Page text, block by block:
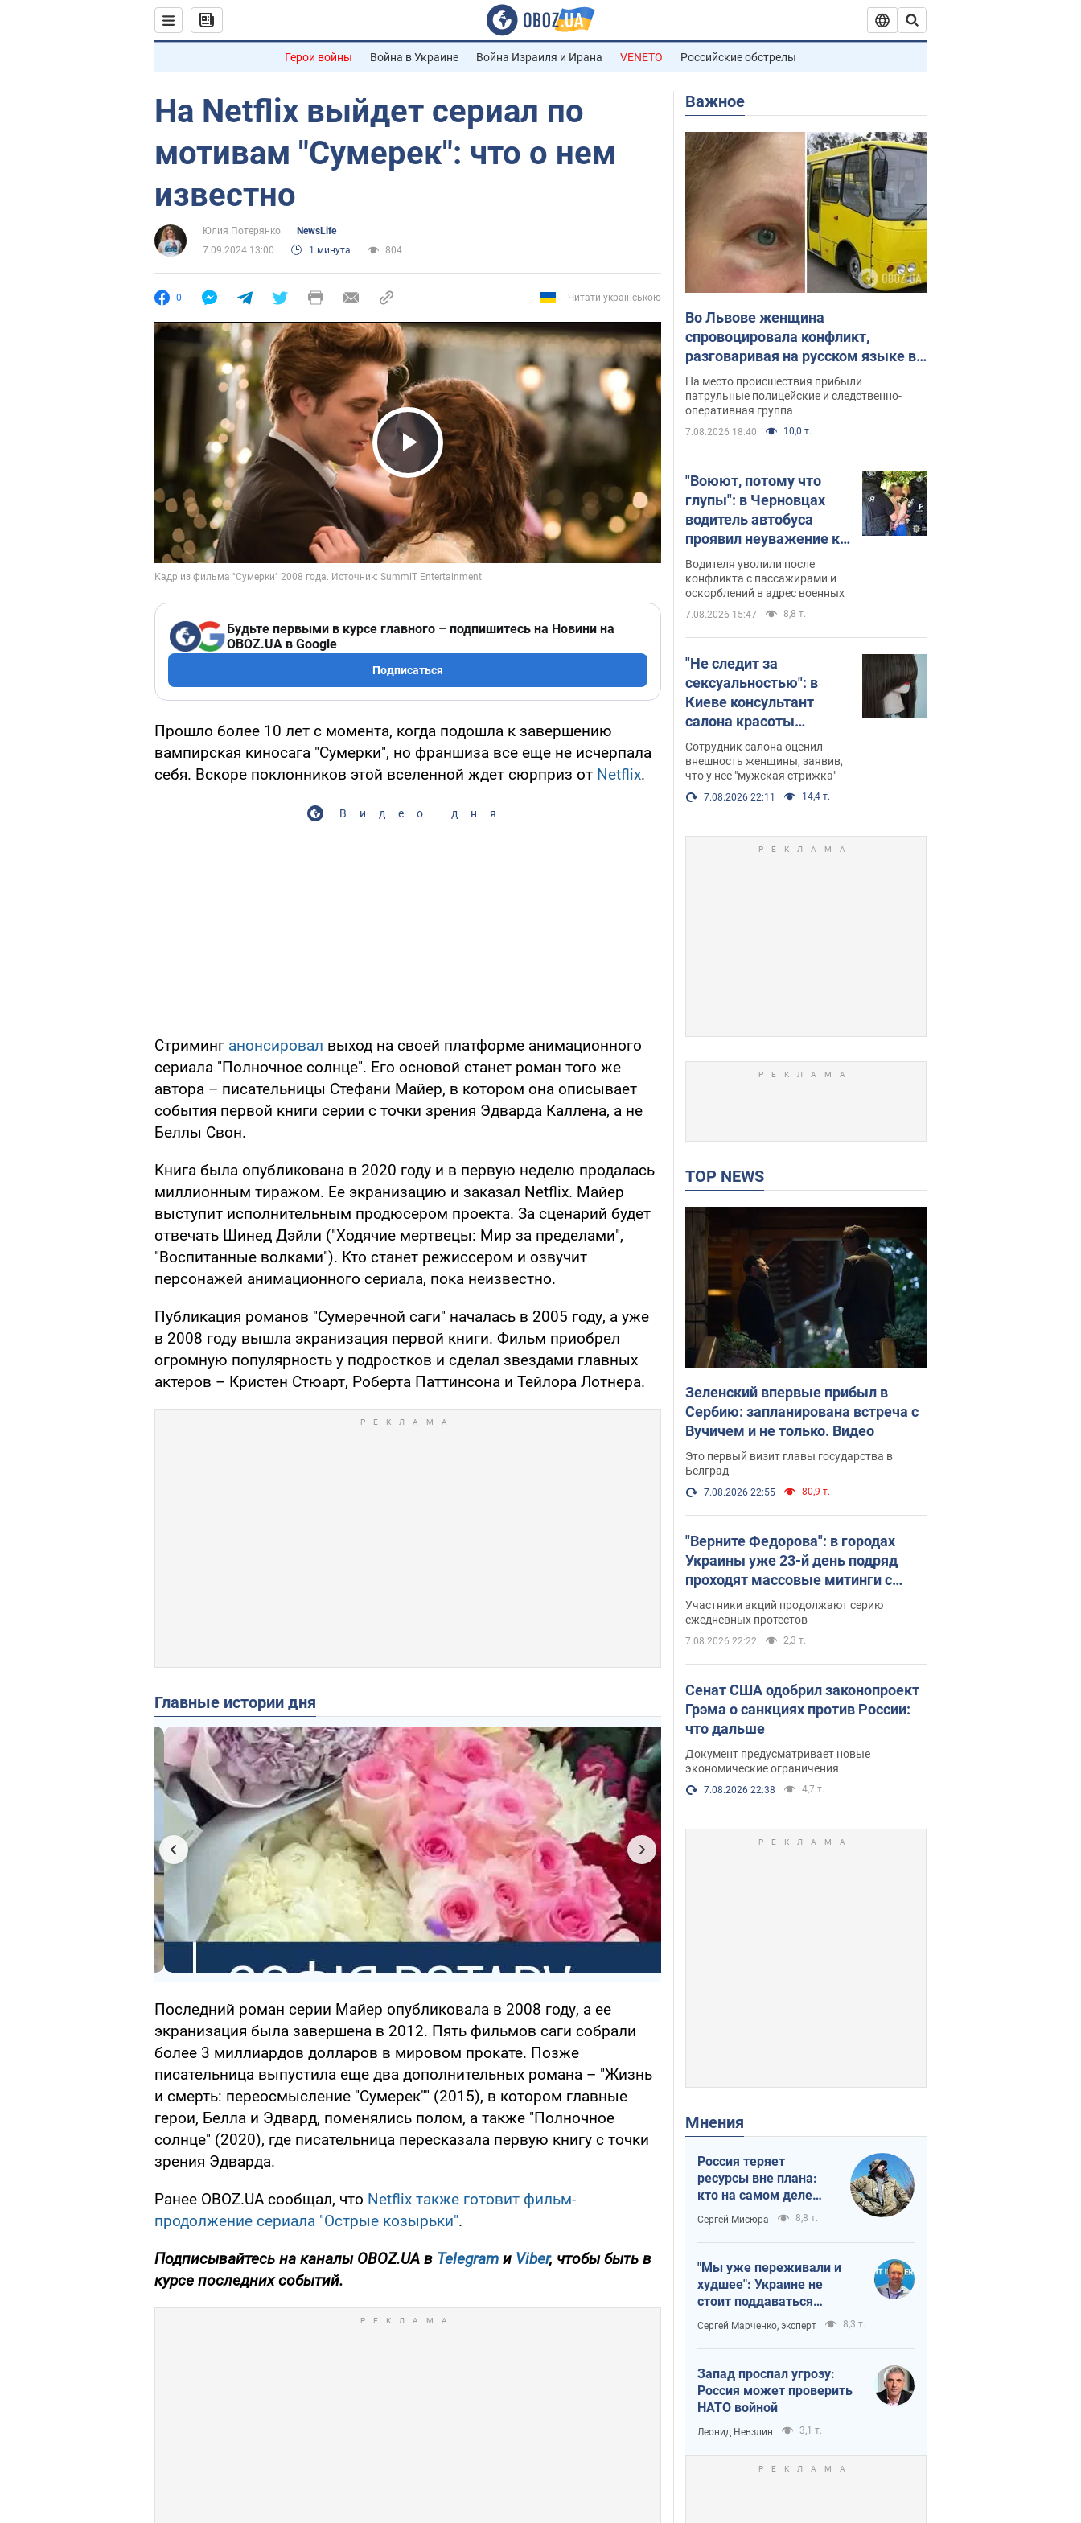
Герои войны Война в Украине Война Израиля и Ирана VENETO Российские обстрелы
На Netflix выйдет сериал по
мотивам "Сумерек": что о нем
известно
Юлия Потерянко
NewsLife
7.09.2024 13:00
1 минута 804
0 Читати українською
Play Video
Будьте первыми в курсе главного – подпишитесь на Новини на
OBOZ.UA в Google
Подписаться
Прошло более 10 лет с момента, когда подошла к завершению
вампирская киносага "Сумерки", но франшиза все еще не исчерпала
себя. Вскоре поклонников этой вселенной ждет сюрприз от Netflix.
Видео дня
Стриминг анонсировал выход на своей платформе анимационного
сериала "Полночное солнце". Его основой станет роман того же
автора – писательницы Стефани Майер, в котором она описывает
события первой книги серии с точки зрения Эдварда Каллена, а не
Беллы Свон.
Книга была опубликована в 2020 году и в первую неделю продалась
миллионным тиражом. Ее экранизацию и заказал Netflix. Майер
выступит исполнительным продюсером проекта. За сценарий будет
отвечать Шинед Дэйли ("Ходячие мертвецы: Мир за пределами",
"Воспитанные волками"). Кто станет режиссером и озвучит
персонажей анимационного сериала, пока неизвестно.
Публикация романов "Сумеречной саги" началась в 2005 году, а уже
в 2008 году вышла экранизация первой книги. Фильм приобрел
огромную популярность у подростков и сделал звездами главных
актеров – Кристен Стюарт, Роберта Паттинсона и Тейлора Лотнера.
Главные истории дня
Последний роман серии Майер опубликовала в 2008 году, а ее
экранизация была завершена в 2012. Пять фильмов саги собрали
более 3 миллиардов долларов в мировом прокате. Позже
писательница выпустила еще два дополнительных романа – "Жизнь
и смерть: переосмысление "Сумерек"" (2015), в котором главные
герои, Белла и Эдвард, поменялись полом, а также "Полночное
солнце" (2020), где писательница пересказала первую книгу с точки
зрения Эдварда.
Ранее OBOZ.UA сообщал, что Netflix также готовит фильм-
продолжение сериала "Острые козырьки".
Подписывайтесь на каналы OBOZ.UA в Telegram и Viber, чтобы быть в
курсе последних событий.
Важное
Во Львове женщина
спровоцировала конфликт,
разговаривая на русском языке в
маршрутке: полиция составила
административный протокол.
Видео
На место происшествия прибыли
патрульные полицейские и следственно-
оперативная группа
7.08.2026 18:40 10,0 т.
"Воюют, потому что
глупы": в Черновцах
водитель автобуса
проявил неуважение к
украинским военным и
поплатился за это.
Видео
Водителя уволили после
конфликта с пассажирами и
оскорблений в адрес военных
7.08.2026 15:47 8,8 т.
"Не следит за
сексуальностью": в
Киеве консультант
салона красоты
оскорбил женщину
после химиотерапии,
разгорелся скандал.
Фото
Сотрудник салона оценил
внешность женщины, заявив,
что у нее "мужская стрижка"
7.08.2026 22:11 14,4 т.
TOP NEWS
Зеленский впервые прибыл в
Сербию: запланирована встреча с
Вучичем и не только. Видео
Это первый визит главы государства в
Белград
7.08.2026 22:55 80,9 т.
"Верните Федорова": в городах
Украины уже 23-й день подряд
проходят массовые митинги с
плакатами. Фото и видео
Участники акций продолжают серию
ежедневных протестов
7.08.2026 22:22 2,3 т.
Сенат США одобрил законопроект
Грэма о санкциях против России:
что дальше
Документ предусматривает новые
экономические ограничения
7.08.2026 22:38 4,7 т.
Мнения
Россия теряет
ресурсы вне плана:
кто на самом деле
диктует темп войны
Сергей Мисюра 8,8 т.
"Мы уже переживали и
худшее": Украине не
стоит поддаваться
отчаянию из-за
ракетного террора
Сергей Марченко, эксперт 8,3 т.
Запад проспал угрозу:
Россия может проверить
НАТО войной
Леонид Невзлин 3,1 т.